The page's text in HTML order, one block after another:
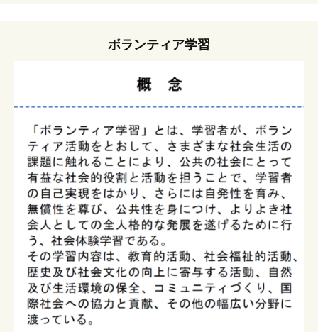
ボランティア学習